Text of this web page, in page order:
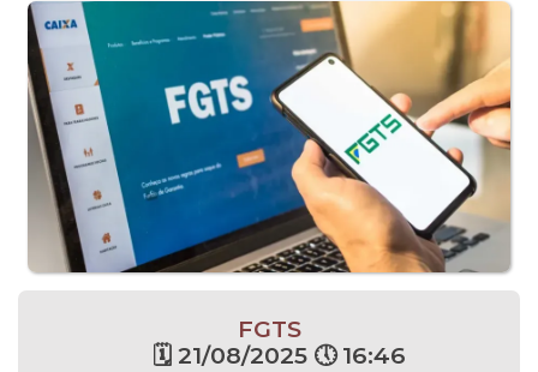
FGTS
🗓 21/08/2025 🕔 16:46